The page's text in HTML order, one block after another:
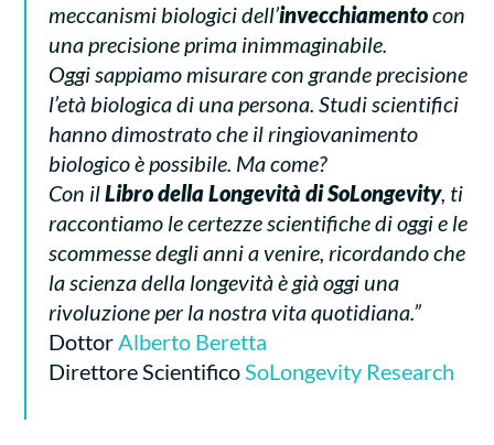
meccanismi biologici dell’invecchiamentocon
una precisione prima inimmaginabile.
Oggi sappiamo misurare con grande precisione
l’età biologica di una persona. Studi scientifici
hanno dimostrato che il ringiovanimento
biologico è possibile. Ma come?
Con ilLibro della Longevità di SoLongevity, ti
raccontiamo le certezze scientifiche di oggi e le
scommesse degli anni a venire, ricordando che
la scienza della longevità è già oggi una
rivoluzione per la nostra vita quotidiana.”
DottorAlberto Beretta
Direttore ScientificoSoLongevity Research